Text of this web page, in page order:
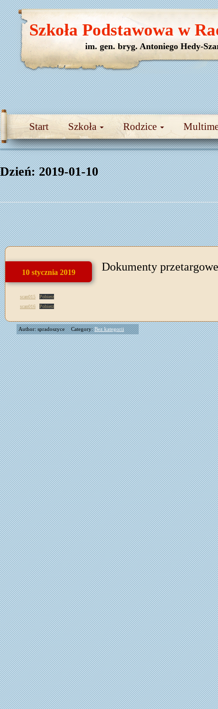
Start Szkoła Rodzice
Szkoła Podstawowa w
im. gen. bryg. Antoniego Hedy-
Dzień:2019-01-10
10 stycznia 2019 Dokumenty przetargowe
scan015
Pobierz
scan016
Pobierz
Author: spradoszyce Category:Bez kategorii